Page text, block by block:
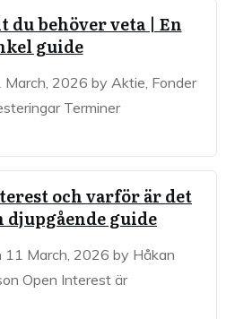
behöver veta | En
guide
2026 by Aktie, Fonder
Terminer
och varför är det
guide
11 March, 2026 by Håkan
Open Interest är